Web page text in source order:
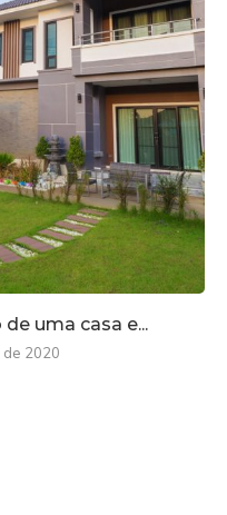
uma casa e...
2020